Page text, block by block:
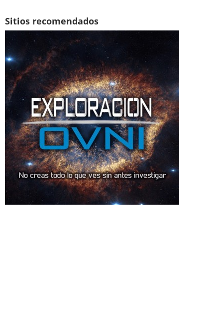
Sitios recomendados